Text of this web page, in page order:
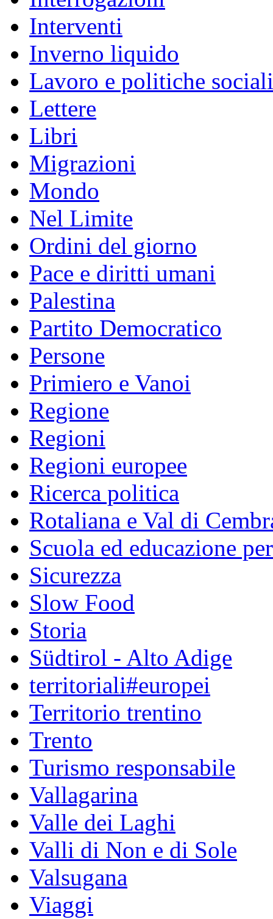
Interventi
Inverno liquido
Lavoro e politiche sociali
Lettere
Libri
Migrazioni
Mondo
Nel Limite
Ordini del giorno
Pace e diritti umani
Palestina
Partito Democratico
Persone
Primiero e Vanoi
Regione
Regioni
Regioni europee
Ricerca politica
Rotaliana e Val di
Scuola ed educazione
Sicurezza
Slow Food
Storia
Südtirol - Alto Adige
territoriali#europei
Territorio trentino
Trento
Turismo responsabile
Vallagarina
Valle dei Laghi
Valli di Non e di Sole
Valsugana
Viaggi